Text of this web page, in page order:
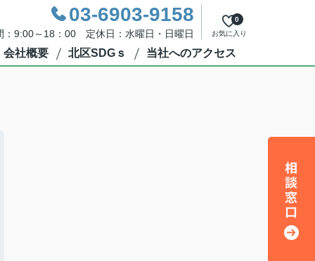
03-6903-9158
：9:00～18：00 定休日：水曜日・日曜日 お気に入り
0
会社概要 北区SDGｓ 当社へのアクセス